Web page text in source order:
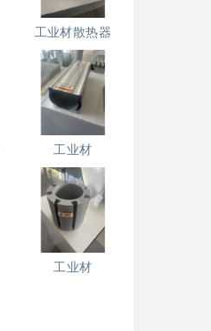
工业材散热器
工业材
工业材